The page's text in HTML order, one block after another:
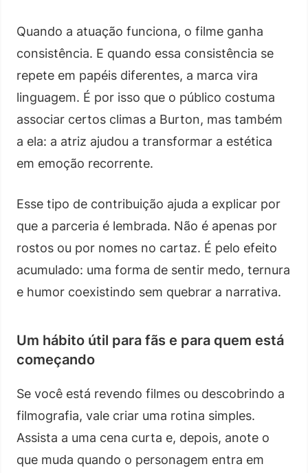
Quando a atuação funciona, o filme ganha
consistência. E quando essa consistência se
repete em papéis diferentes, a marca vira
linguagem. É por isso que o público costuma
associar certos climas a Burton, mas também
a ela: a atriz ajudou a transformar a estética
em emoção recorrente.
Esse tipo de contribuição ajuda a explicar por
que a parceria é lembrada. Não é apenas por
rostos ou por nomes no cartaz. É pelo efeito
acumulado: uma forma de sentir medo, ternura
e humor coexistindo sem quebrar a narrativa.
Um hábito útil para fãs e para quem está
começando
Se você está revendo filmes ou descobrindo a
filmografia, vale criar uma rotina simples.
Assista a uma cena curta e, depois, anote o
que muda quando o personagem entra em